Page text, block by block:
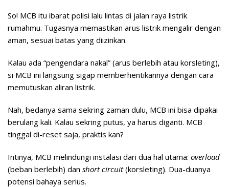
So! MCB itu ibarat polisi lalu lintas di jalan raya listrik
rumahmu. Tugasnya memastikan arus listrik mengalir dengan
aman, sesuai batas yang diizinkan.
Kalau ada “pengendara nakal” (arus berlebih atau korsleting),
si MCB ini langsung sigap memberhentikannya dengan cara
memutuskan aliran listrik.
Nah, bedanya sama sekring zaman dulu, MCB ini bisa dipakai
berulang kali. Kalau sekring putus, ya harus diganti. MCB
tinggal di-reset saja, praktis kan?
Intinya, MCB melindungi instalasi dari dua hal utama: overload
(beban berlebih) dan short circuit(korsleting). Dua-duanya
potensi bahaya serius.